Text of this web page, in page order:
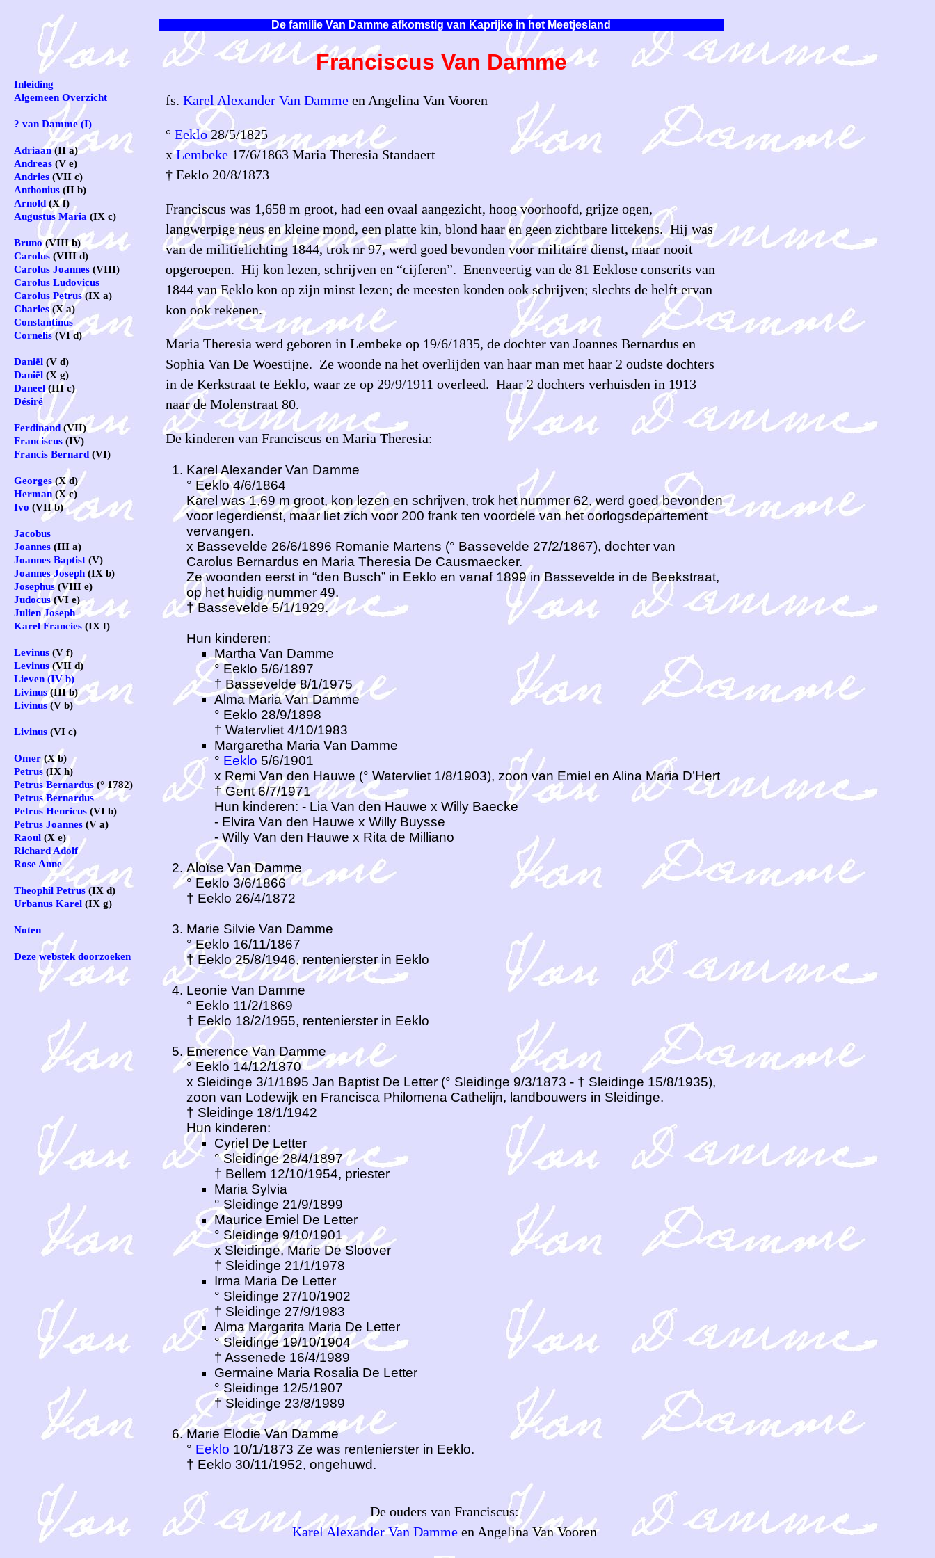
De familie Van Damme afkomstig van Kaprijke in het Meetjesland
Franciscus Van Damme
fs. Karel Alexander Van Damme en Angelina Van Vooren
° Eeklo28/5/1825
xLembeke 17/6/1863 Maria Theresia Standaert
† Eeklo 20/8/1873
Franciscus was 1,658 m groot, had een ovaal aangezicht, hoog voorhoofd, grijze ogen,
langwerpige neus en kleine mond, een platte kin, blond haar en geen zichtbare littekens. Hij was
van de militielichting 1844, trok nr 97, werd goed bevonden voor militaire dienst, maar nooit
opgeroepen. Hij kon lezen, schrijven en “cijferen”. Enenveertig van de 81 Eeklose conscrits van
1844 van Eeklo kon op zijn minst lezen; de meesten konden ook schrijven; slechts de helft ervan
kon ook rekenen.
Maria Theresia werd geboren in Lembeke op 19/6/1835, de dochter van Joannes Bernardus en
Sophia Van De Woestijne. Ze woonde na het overlijden van haar man met haar 2 oudste dochters
in de Kerkstraat te Eeklo, waar ze op 29/9/1911 overleed. Haar 2 dochters verhuisden in 1913
naar de Molenstraat 80.
De kinderen van Franciscus en Maria Theresia:
Karel Alexander Van Damme
° Eeklo 4/6/1864
Karel was 1,69 m groot, kon lezen en schrijven, trok het nummer 62, werd goed bevonden
voor legerdienst, maar liet zich voor 200 frank ten voordele van het oorlogsdepartement
vervangen.
x Bassevelde 26/6/1896 Romanie Martens (° Bassevelde 27/2/1867), dochter van
Carolus Bernardus en Maria Theresia De Causmaecker.
Ze woonden eerst in “den Busch” in Eeklo en vanaf 1899 in Bassevelde in de Beekstraat,
op het huidig nummer 49.
† Bassevelde 5/1/1929.
Hun kinderen:
Martha Van Damme
° Eeklo 5/6/1897
† Bassevelde 8/1/1975
Alma Maria Van Damme
° Eeklo 28/9/1898
† Watervliet 4/10/1983
Margaretha Maria Van Damme
° Eeklo 5/6/1901
x Remi Van den Hauwe (° Watervliet 1/8/1903), zoon van Emiel en Alina Maria D’Hert
† Gent 6/7/1971
Hun kinderen: - Lia Van den Hauwe x Willy Baecke
- Elvira Van den Hauwe x Willy Buysse
- Willy Van den Hauwe x Rita de Milliano
Aloïse Van Damme
° Eeklo 3/6/1866
† Eeklo 26/4/1872
Marie Silvie Van Damme
° Eeklo 16/11/1867
† Eeklo 25/8/1946, rentenierster in Eeklo
Leonie Van Damme
° Eeklo 11/2/1869
† Eeklo 18/2/1955, rentenierster in Eeklo
Emerence Van Damme
° Eeklo 14/12/1870
x Sleidinge 3/1/1895 Jan Baptist De Letter (° Sleidinge 9/3/1873 - † Sleidinge 15/8/1935),
zoon van Lodewijk en Francisca Philomena Cathelijn, landbouwers in Sleidinge.
† Sleidinge 18/1/1942
Hun kinderen:
Cyriel De Letter
° Sleidinge 28/4/1897
† Bellem 12/10/1954, priester
Maria Sylvia
° Sleidinge 21/9/1899
Maurice Emiel De Letter
° Sleidinge 9/10/1901
x Sleidinge, Marie De Sloover
† Sleidinge 21/1/1978
Irma Maria De Letter
° Sleidinge 27/10/1902
† Sleidinge 27/9/1983
Alma Margarita Maria De Letter
° Sleidinge 19/10/1904
† Assenede 16/4/1989
Germaine Maria Rosalia De Letter
° Sleidinge 12/5/1907
† Sleidinge 23/8/1989
Marie Elodie Van Damme
° Eeklo 10/1/1873 Ze was rentenierster in Eeklo.
† Eeklo 30/11/1952, ongehuwd.
De ouders van Franciscus:
Karel Alexander Van Damme en Angelina Van Vooren
Inleiding
Algemeen Overzicht
? van Damme (I)
Adriaan(II a)
Andreas (V e)
Andries (VII c)
Anthonius (II b)
Arnold (X f)
Augustus Maria (IX c)
Bruno(VIII b)
Carolus (VIII d)
Carolus Joannes (VIII)
Carolus Ludovicus
Carolus Petrus(IX a)
Charles(X a)
Constantinus
Cornelis(VI d)
Daniël (V d)
Daniël (X g)
Daneel(III c)
Désiré
Ferdinand (VII)
Franciscus (IV)
Francis Bernard (VI)
Georges (X d)
Herman (X c)
Ivo (VII b)
Jacobus
Joannes (III a)
Joannes Baptist (V)
Joannes Joseph (IX b)
Josephus(VIII e)
Judocus(VI e)
Julien Joseph
Karel Francies (IX f)
Levinus (V f)
Levinus(VII d)
Lieven (IV b)
Livinus(III b)
Livinus(V b)
Livinus (VI c)
Omer(X b)
Petrus (IX h)
Petrus Bernardus(° 1782)
Petrus Bernardus
Petrus Henricus (VI b)
Petrus Joannes (V a)
Raoul (X e)
Richard Adolf
Rose Anne
Theophil Petrus (IX d)
Urbanus Karel (IX g)
Noten
Deze webstek doorzoeken